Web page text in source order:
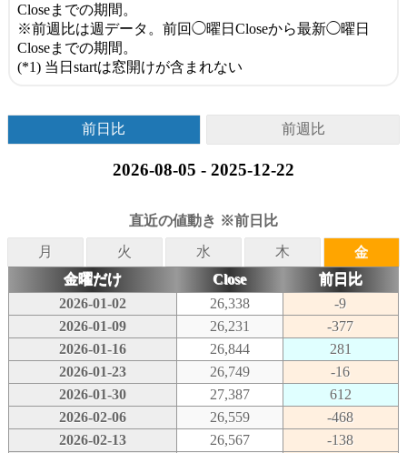
Closeまでの期間。
※前週比は週データ。前回◯曜日Closeから最新◯曜日
Closeまでの期間。
(*1) 当日startは窓開けが含まれない
前日比 前週比
2026-08-05 - 2025-12-22
直近の値動き ※前日比
月
火 水 木
金
金曜だけ
Close
前日比
2026-01-02
26,338
-9
2026-01-09
26,231
-377
2026-01-16
26,844
281
2026-01-23
26,749
-16
2026-01-30
27,387
612
2026-02-06
26,559
-468
2026-02-13
26,567
-138